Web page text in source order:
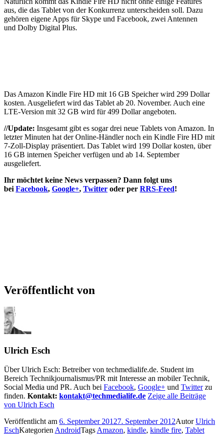
aus, die das Tablet von der Konkurrenz unterscheiden soll. Dazu
gehören eigene Apps für Skype und Facebook, zwei Antennen
und Dolby Digital Plus.
Das Amazon Kindle Fire HD mit 16 GB Speicher wird 299 Dollar
kosten. Ausgeliefert wird das Tablet ab 20. November. Auch eine
LTE-Version mit 32 GB wird für 499 Dollar angeboten.
//Update: Insgesamt gibt es sogar drei neue Tablets von Amazon. In
letzter Minuten hat der Online-Händler noch ein Kindle Fire HD mit
7-Zoll-Display präsentiert. Das Tablet wird 199 Dollar kosten, über
16 GB internen Speicher verfügen und ab 14. September
ausgeliefert.
Ihr möchtet keine News verpassen? Dann folgt uns
bei Facebook, Google+, Twitter oder per RRS-Feed!
Veröffentlicht von
Ulrich Esch
Über Ulrich Esch: Betreiber von techmedialife.de. Student im
Bereich Technikjournalismus/PR mit Interesse an mobiler Technik,
Social Media und PR. Auch bei Facebook, Google+ und Twitterzu
finden. Kontakt: kontakt@techmedialife.de Zeige alle Beiträge
von Ulrich Esch
Veröffentlicht am 6. September 20127. September 2012AutorUlrich
EschKategorien AndroidTags Amazon, kindle, kindle fire, Tablet